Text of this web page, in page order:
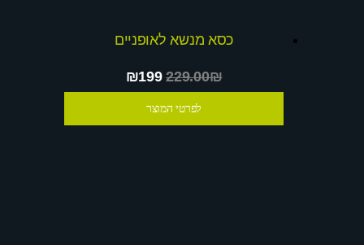
כסא מנשא לאופניים
₪199229.00₪
לפרטי המוצר